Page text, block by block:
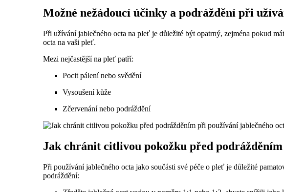
Možné nežádoucí účinky a podráždění při
Při užívání jablečného octa na pleť je důležité být opatrný, zejména pokud
octa na vaši pleť.
Mezi nejčastější na pleť patří:
Pocit pálení nebo svědění
Vysoušení kůže
Zčervenání nebo podráždění
Jak chránit citlivou pokožku před
Při používání jablečného octa jako součásti své péče o pleť je důležité
podráždění: